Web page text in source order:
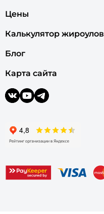
Цены
Калькулятор
Блог
Карта сайта